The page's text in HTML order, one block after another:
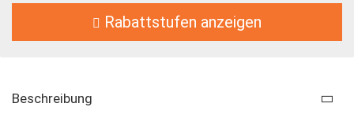
Rabattstufen anzeigen
Beschreibung